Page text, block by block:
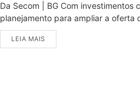
Da Secom | BG Com investimentos
planejamento para ampliar a oferta
LEIA MAIS